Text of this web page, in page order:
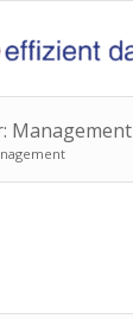
Management